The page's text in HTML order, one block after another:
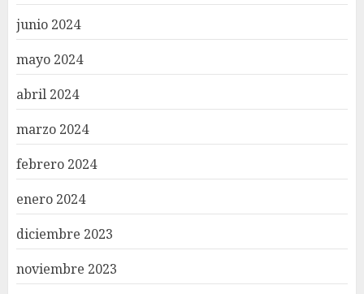
junio 2024
mayo 2024
abril 2024
marzo 2024
febrero 2024
enero 2024
diciembre 2023
noviembre 2023